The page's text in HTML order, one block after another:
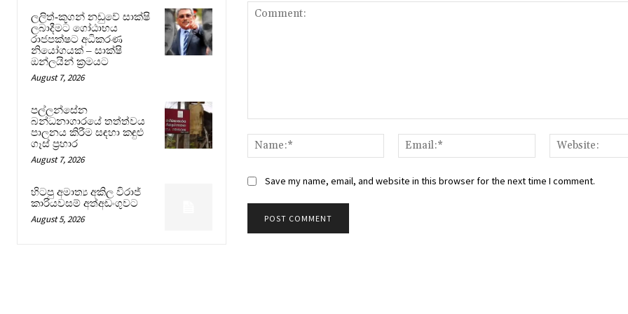
ලලිත්-කූගන් නඩුවේ සාක්ෂි
ලබාදීමට ගෝඨාභය
රාජපක්ෂට අධිකරණ
නියෝගයක් – සාක්ෂි
ඔන්ලයින් ක්‍රමයට
August 7, 2026
පල්ලන්සේන
බන්ධනාගාරයේ තත්ත්වය
පාලනය කිරීම සඳහා කඳුළු
ගෑස් ප්‍රහාර
August 7, 2026
හිටපු අමාත්‍ය අකිල විරාජ්
කාරියවසම් අත්අඩංගුවට
August 5, 2026
Name:*
Email:*
Save my name, email, and website in this browser for the next time I comment.